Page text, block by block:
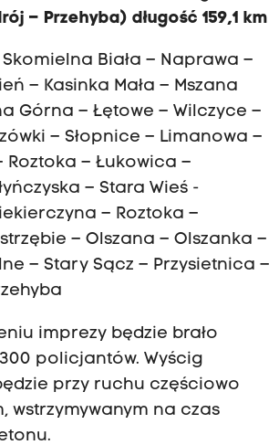
– Przehyba) długość 159,1 km
Biała – Naprawa –
– Kasinka Mała – Mszana
Górna – Łętowe – Wilczyce –
– Słopnice – Limanowa –
Roztoka – Łukowica –
– Stara Wieś -
– Roztoka –
– Olszana – Olszanka –
– Stary Sącz – Przysietnica –
imprezy będzie brało
policjantów. Wyścig
przy ruchu częściowo
wstrzymywanym na czas